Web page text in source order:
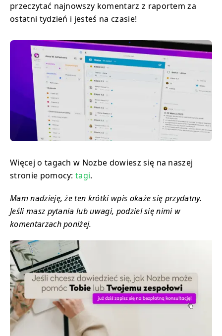
przeczytać najnowszy komentarz z raportem za
ostatni tydzień i jesteś na czasie!
Więcej o tagach w Nozbe dowiesz się na naszej
stronie pomocy:tagi.
Mam nadzieję, że ten krótki wpis okaże się przydatny.
Jeśli masz pytania lub uwagi, podziel się nimi w
komentarzach poniżej.